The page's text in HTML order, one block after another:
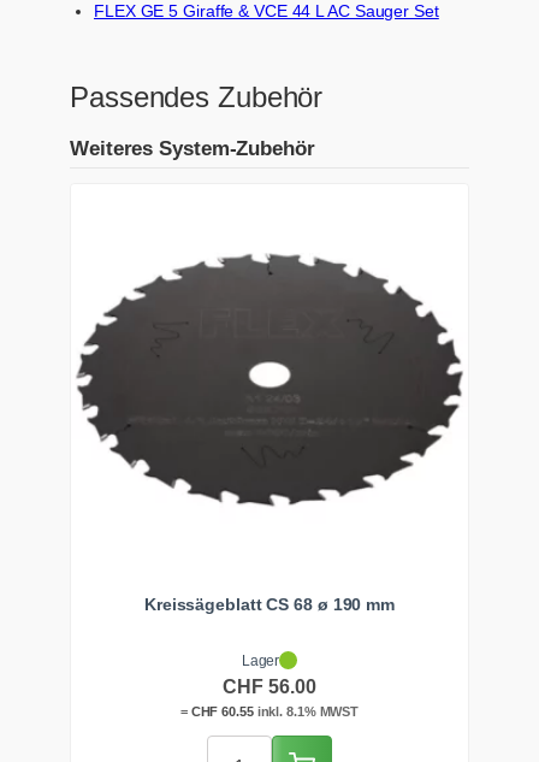
FLEX GE 5 Giraffe & VCE 44 L AC Sauger Set
Passendes Zubehör
Weiteres System-Zubehör
Kreissägeblatt CS 68 ø 190 mm
Lager
CHF 56.00
= CHF 60.55inkl. 8.1% MWST